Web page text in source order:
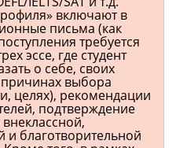
включают в
письма (как
требуется
эссе, где студент
о себе, своих
выбора
целях), рекомендации
подтверждение
и благотворительной